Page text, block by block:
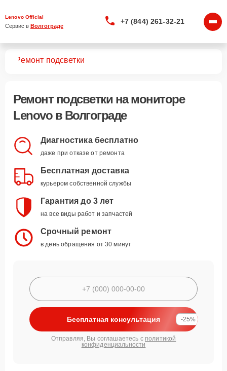
Lenovo Official
Сервис в Волгограде
+7 (844) 261-32-21
Ремонт подсветки
Ремонт подсветки на мониторе
Lenovo в Волгограде
Диагностика бесплатно
даже при отказе от ремонта
Бесплатная доставка
курьером собственной службы
Гарантия до 3 лет
на все виды работ и запчастей
Срочный ремонт
в день обращения от 30 минут
Бесплатная консультация -25%
Отправляя, Вы соглашаетесь с политикой
конфиденциальности